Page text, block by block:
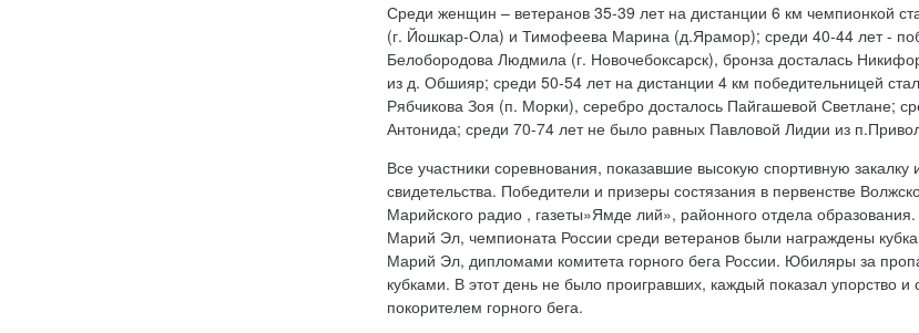
Среди женщин – ветеранов 35-39 лет на дистанции 6 км чемпионкой
(г. Йошкар-Ола) и Тимофеева Марина (д.Ярамор); среди 40-44 лет -
Белобородова Людмила (г. Новочебоксарск), бронза досталась
из д. Обшияр; среди 50-54 лет на дистанции 4 км победительницей
Рябчикова Зоя (п. Морки), серебро досталось Пайгашевой Светлане;
Антонида; среди 70-74 лет не было равных Павловой Лидии из
Все участники соревнования, показавшие высокую спортивную
свидетельства. Победители и призеры состязания в первенстве
Марийского радио , газеты»Ямде лий», районного отдела
Марий Эл, чемпионата России среди ветеранов были награждены
Марий Эл, дипломами комитета горного бега России. Юбиляры за
кубками. В этот день не было проигравших, каждый показал упорство
покорителем горного бега.